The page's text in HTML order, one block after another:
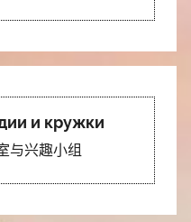
и кружки
与兴趣小组